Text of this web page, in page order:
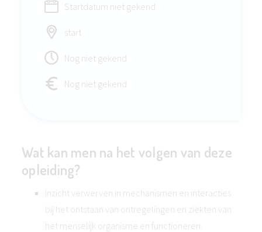
Startdatum niet gekend
start
Nog niet gekend
Nog niet gekend
Wat kan men na het volgen van deze
opleiding?
Inzicht verwerven in mechanismen en interacties
bij het ontstaan van ontregelingen en ziekten van
het menselijk organisme en functioneren.